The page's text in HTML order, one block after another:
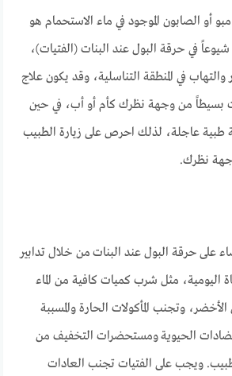
أو الصابون الموجود في ماء الاستحمام هو
في حرقة البول عند البنات (الفتيات)،
في المنطقة التناسلية، وقد يكون علاج
بسيطاً من وجهة نظرك كأم أو أب، في حين
طبية عاجلة، لذلك احرص على زيارة الطبيب
نظرك.
على حرقة البول عند البنات من خلال تدابير
اليومية، مثل شرب كميات كافية من الماء
وتجنب المأكولات الحارة والمسببة
الحيوية ومستحضرات التخفيف من
ويجب على الفتيات تجنب العادات